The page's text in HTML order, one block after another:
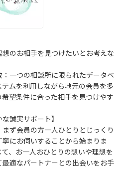
のお相手を見つけたいとお考えな
一つの相談所に限られたデータベ
ムを利用しながら地元の会員を多
望条件に合った相手を見つけやす
誠実サポート】
ず会員の方一人ひとりとじっくり
にお伺いすることから始まりま
、お一人おひとりの想いや理想を
適なパートナーとの出会いをお手